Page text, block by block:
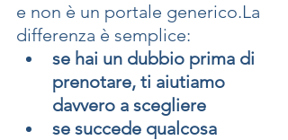
e non è un portale generico.La
differenza è semplice:
se hai un dubbio prima di
prenotare, ti aiutiamo
davvero a scegliere
se succede qualcosa